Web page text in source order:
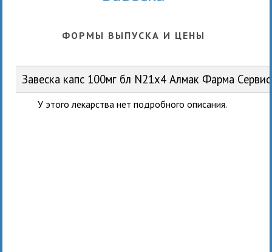
ФОРМЫ ВЫПУСКА И ЦЕНЫ
Завеска капс 100мг бл N21x4 Алмак Фарма
У этого лекарства нет подробного описания.